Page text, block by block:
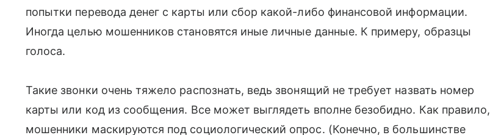
попытки перевода денег с карты или сбор какой-либо финансовой информации.
Иногда целью мошенников становятся иные личные данные. К примеру, образцы
голоса.
Такие звонки очень тяжело распознать, ведь звонящий не требует назвать номер
карты или код из сообщения. Все может выглядеть вполне безобидно. Как правило,
мошенники маскируются под социологический опрос. (Конечно, в большинстве